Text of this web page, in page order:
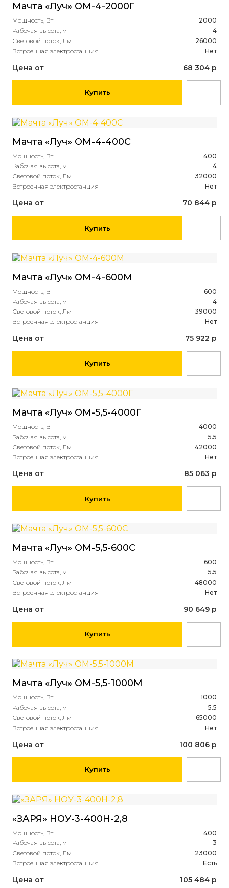
Мачта «Луч» ОМ-4-2000Г
Мощность, Вт
2000
Рабочая высота, м
4
Световой поток, Лм
26000
Встроенная электростанция
Нет
Цена от 68 304 р
Купить
Мачта «Луч» ОМ-4-400С
Мощность, Вт
400
Рабочая высота, м
4
Световой поток, Лм
32000
Встроенная электростанция
Нет
Цена от 70 844 р
Купить
Мачта «Луч» ОМ-4-600М
Мощность, Вт
600
Рабочая высота, м
4
Световой поток, Лм
39000
Встроенная электростанция
Нет
Цена от 75 922 р
Купить
Мачта «Луч» ОМ-5,5-4000Г
Мощность, Вт
4000
Рабочая высота, м
5.5
Световой поток, Лм
42000
Встроенная электростанция
Нет
Цена от 85 063 р
Купить
Мачта «Луч» ОМ-5,5-600С
Мощность, Вт
600
Рабочая высота, м
5.5
Световой поток, Лм
48000
Встроенная электростанция
Нет
Цена от 90 649 р
Купить
Мачта «Луч» ОМ-5,5-1000М
Мощность, Вт
1000
Рабочая высота, м
5.5
Световой поток, Лм
65000
Встроенная электростанция
Нет
Цена от 100 806 р
Купить
«ЗАРЯ» НОУ-3-400Н-2,8
Мощность, Вт
400
Рабочая высота, м
3
Световой поток, Лм
23000
Встроенная электростанция
Есть
Цена от 105 484 р